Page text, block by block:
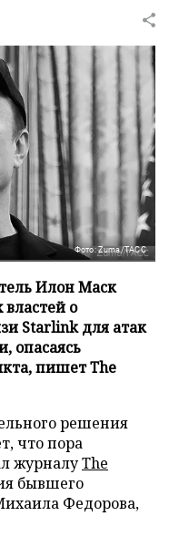
Фото: Zuma/ТАСС
Илон Маск
о
Starlink для атак
опасаясь
пишет The
решения
что пора
журналуThe
бывшего
Федорова,